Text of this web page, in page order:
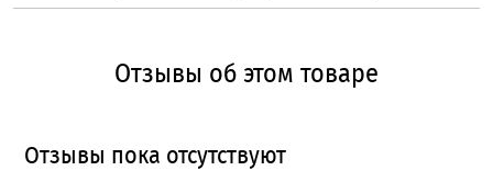
Отзывы об этом товаре
Отзывы пока отсутствуют